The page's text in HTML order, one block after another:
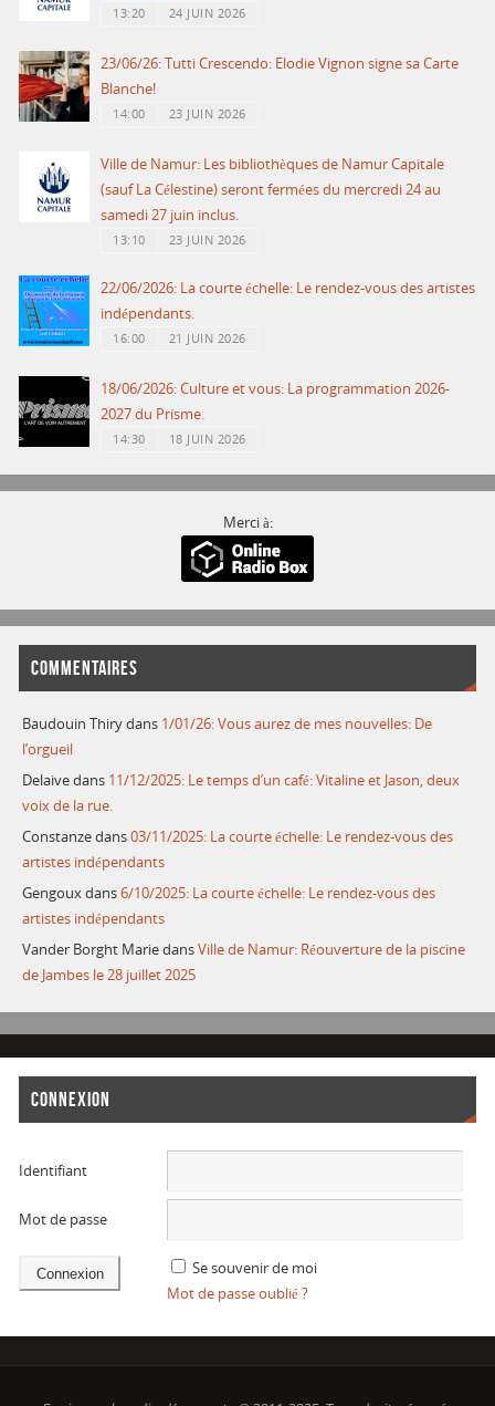
13:20 24 JUIN 2026
23/06/26: Tutti Crescendo: Elodie Vignon signe sa Carte
Blanche!
14:00 23 JUIN 2026
Ville de Namur: Les bibliothèques de Namur Capitale
(sauf La Célestine) seront fermées du mercredi 24 au
samedi 27 juin inclus.
13:10 23 JUIN 2026
22/06/2026: La courte échelle: Le rendez-vous des artistes
indépendants.
16:00 21 JUIN 2026
18/06/2026: Culture et vous: La programmation 2026-
2027 du Prisme.
14:30 18 JUIN 2026
Merci à:
COMMENTAIRES
Baudouin Thirydans 1/01/26: Vous aurez de mes nouvelles: De
l’orgueil
Delaivedans 11/12/2025: Le temps d’un café: Vitaline et Jason, deux
voix de la rue.
Constanzedans03/11/2025: La courte échelle: Le rendez-vous des
artistes indépendants
Gengouxdans6/10/2025: La courte échelle: Le rendez-vous des
artistes indépendants
Vander Borght MariedansVille de Namur: Réouverture de la piscine
de Jambes le 28 juillet 2025
CONNEXION
Identifiant
Mot de passe
Se souvenir de moi
Mot de passe oublié ?